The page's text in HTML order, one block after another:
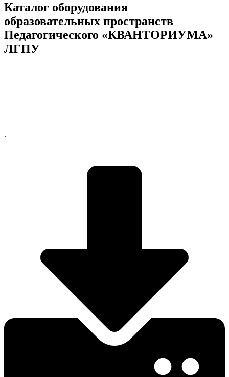
Каталог оборудования
образовательных пространств
Педагогического «КВАНТОРИУМА»
ЛГПУ
.